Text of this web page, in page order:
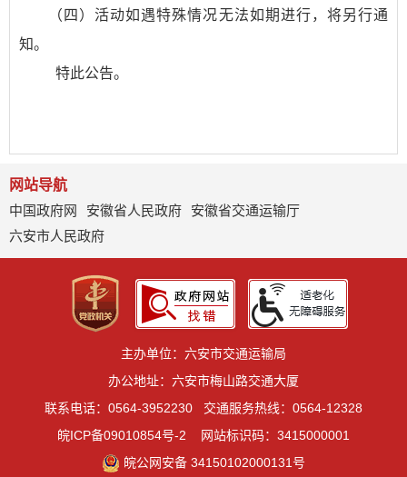
（四）活动如遇特殊情况无法如期进行，将另行通
知。
特此公告。
网站导航
中国政府网
安徽省人民政府
安徽省交通运输厅
六安市人民政府
主办单位：六安市交通运输局
办公地址：六安市梅山路交通大厦
联系电话：0564-3952230
交通服务热线：0564-12328
皖ICP备09010854号-2
网站标识码：3415000001
皖公网安备 34150102000131号